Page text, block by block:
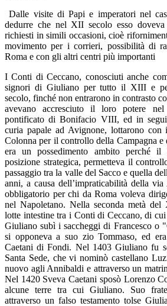
Dalle visite di Papi e imperatori nel
dedurre che nel XII secolo esso
richiesti in simili occasioni, cioè
movimento per i corrieri, possibilità di
Roma e con gli altri centri più importanti
I Conti di Ceccano, conosciuti anche
signori di Giuliano per tutto il XIII e
secolo, finché non entrarono in contrasto
avevano accresciuto il loro potere
pontificato di Bonifacio VIII, ed in
curia papale ad Avignone, lottarono
Colonna per il controllo della Campagna
era un possedimento ambito perché il
posizione strategica, permetteva il
passaggio tra la valle del Sacco e quella
anni, a causa dell’impraticabilità della
obbligatorio per chi da Roma voleva
nel Napoletano. Nella seconda metà
lotte intestine tra i Conti di Ceccano, di
Giuliano subì i saccheggi di Francesco o
si opponeva a suo zio Tommaso, ed
Caetani di Fondi. Nel 1403 Giuliano fu
Santa Sede, che vi nominò castellano
nuovo agli Annibaldi e attraverso un
Nel 1420 Sveva Caetani sposò Lorenzo
alcune terre tra cui Giuliano. Suo
attraverso un falso testamento tolse